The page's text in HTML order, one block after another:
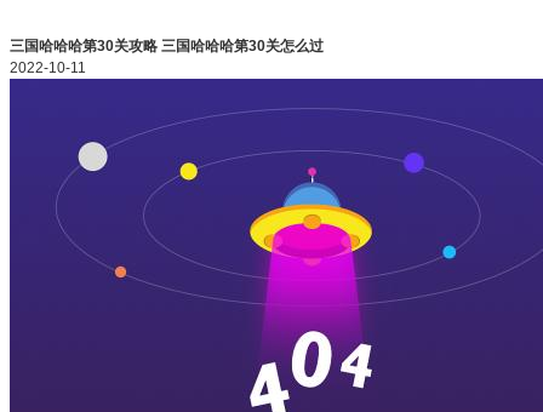
三国哈哈哈第30关攻略 三国哈哈哈第30关怎么过
2022-10-11